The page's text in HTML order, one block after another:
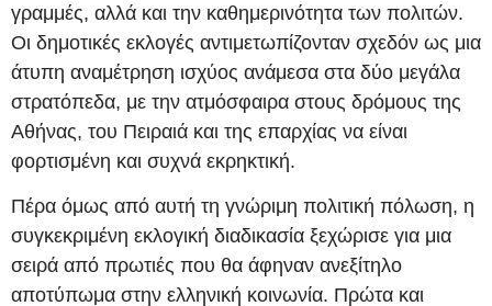
γραμμές, αλλά και την καθημερινότητα των πολιτών.
Οι δημοτικές εκλογές αντιμετωπίζονταν σχεδόν ως μια
άτυπη αναμέτρηση ισχύος ανάμεσα στα δύο μεγάλα
στρατόπεδα, με την ατμόσφαιρα στους δρόμους της
Αθήνας, του Πειραιά και της επαρχίας να είναι
φορτισμένη και συχνά εκρηκτική.
Πέρα όμως από αυτή τη γνώριμη πολιτική πόλωση, η
συγκεκριμένη εκλογική διαδικασία ξεχώρισε για μια
σειρά από πρωτιές που θα άφηναν ανεξίτηλο
αποτύπωμα στην ελληνική κοινωνία. Πρώτα και